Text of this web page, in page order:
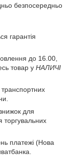
безпосередньо
гарантія
до 16.00,
товар у НАЛИЧІ
для
торгувальних
платежі (Нова